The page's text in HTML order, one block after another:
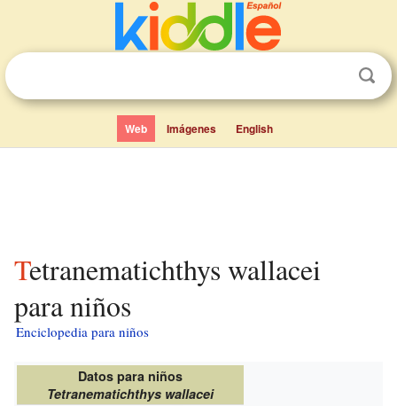
Web Imágenes English
Tetranematichthys wallacei
para niños
Enciclopedia para niños
Datos para niños
Tetranematichthys wallacei